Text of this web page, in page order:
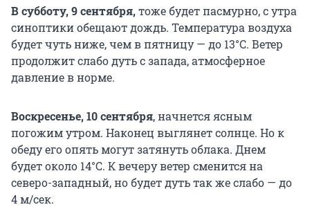
В субботу, 9 сентября,тоже будет пасмурно, с утра
синоптики обещают дождь. Температура воздуха
будет чуть ниже, чем в пятницу — до 13°С. Ветер
продолжит слабо дуть с запада, атмосферное
давление в норме.
Воскресенье, 10 сентября, начнется ясным
погожим утром. Наконец выглянет солнце. Но к
обеду его опять могут затянуть облака. Днем
будет около 14°С. К вечеру ветер сменится на
северо-западный, но будет дуть так же слабо — до
4 м/сек.